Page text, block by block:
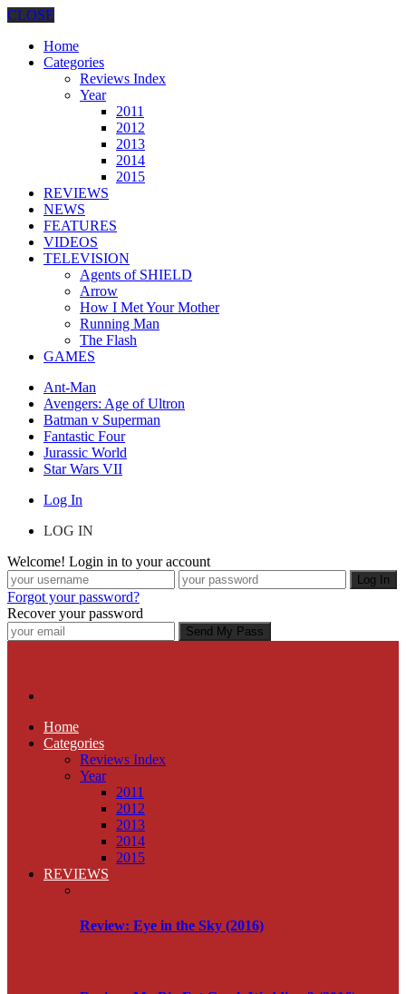
CLOSE
Home
Categories
Reviews Index
Year
2011
2012
2013
2014
2015
REVIEWS
NEWS
FEATURES
VIDEOS
TELEVISION
Agents of SHIELD
Arrow
How I Met Your Mother
Running Man
The Flash
GAMES
Ant-Man
Avengers: Age of Ultron
Batman v Superman
Fantastic Four
Jurassic World
Star Wars VII
Log In
LOG IN
Welcome! Login in to your account
Forgot your password?
Recover your password
Home
Categories
Reviews Index
Year
2011
2012
2013
2014
2015
REVIEWS
Review: Eye in the Sky (2016)